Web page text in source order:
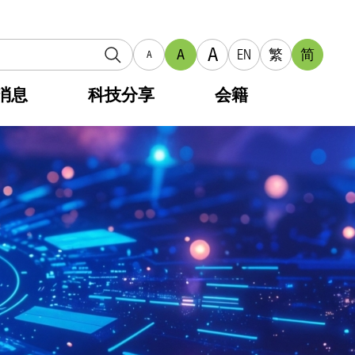
A A A EN 繁 简
息 科技分享 会籍